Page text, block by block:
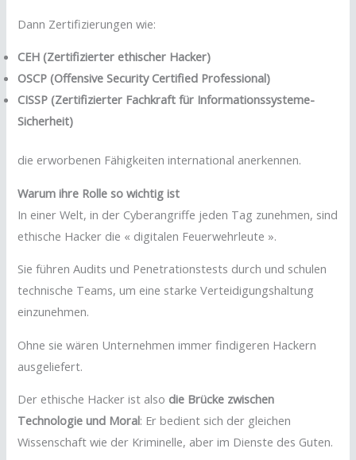
Dann Zertifizierungen wie:
CEH (Zertifizierter ethischer Hacker)
OSCP (Offensive Security Certified Professional)
CISSP (Zertifizierter Fachkraft für Informationssysteme-
Sicherheit)
die erworbenen Fähigkeiten international anerkennen.
Warum ihre Rolle so wichtig ist
In einer Welt, in der Cyberangriffe jeden Tag zunehmen, sind
ethische Hacker die « digitalen Feuerwehrleute ».
Sie führen Audits und Penetrationstests durch und schulen
technische Teams, um eine starke Verteidigungshaltung
einzunehmen.
Ohne sie wären Unternehmen immer findigeren Hackern
ausgeliefert.
Der ethische Hacker ist also die Brücke zwischen
Technologie und Moral: Er bedient sich der gleichen
Wissenschaft wie der Kriminelle, aber im Dienste des Guten.